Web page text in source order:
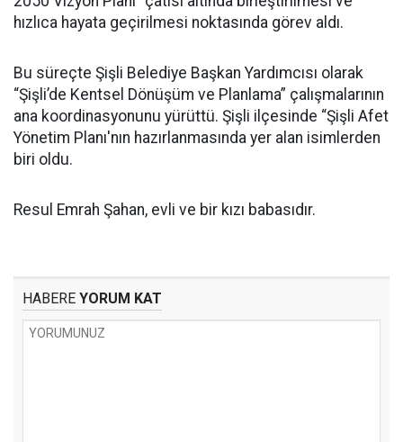
hızlıca hayata geçirilmesi noktasında görev aldı.
Bu süreçte Şişli Belediye Başkan Yardımcısı olarak
“Şişli’de Kentsel Dönüşüm ve Planlama” çalışmalarının
ana koordinasyonunu yürüttü. Şişli ilçesinde “Şişli Afet
Yönetim Planı'nın hazırlanmasında yer alan isimlerden
biri oldu.
Resul Emrah Şahan, evli ve bir kızı babasıdır.
HABERE YORUM KAT